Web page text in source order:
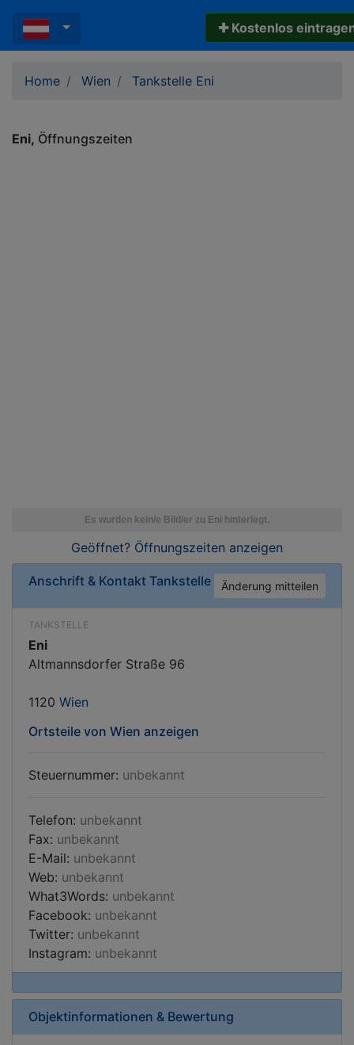
✚ Kostenlos
Home Wien Tankstelle Eni
Eni Öffnungszeiten
Geöffnet? Öffnungszeiten anzeigen
Anschrift & Kontakt Tankstelle Änderung mitteilen
TANKSTELLE
Eni
Altmannsdorfer Straße 96
1120 Wien
Ortsteile von Wien anzeigen
Steuernummer: unbekannt
Telefon: unbekannt
Fax: unbekannt
E-Mail: unbekannt
Web: unbekannt
What3Words: unbekannt
Facebook: unbekannt
Twitter: unbekannt
Instagram: unbekannt
Objektinformationen & Bewertung